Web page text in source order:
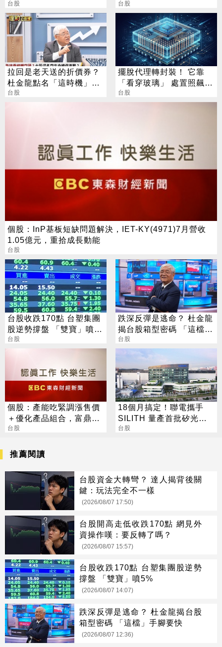
擊營收約3成
台股
了
台股
拉回是老天送的折價券？
杜金龍點名「這時機」：
台股衝6萬
台股
擺脫代理轉封裝！ 它靠
「看穿玻璃」 處置照飆2
漲停
台股
個股：InP基板短缺問題解決，IET-KY(4971)7月營收
1.05億元，重拾成長動能
台股
台股收跌170點 台塑集團
股逆勢撐盤 「雙寶」噴
5%
台股
跌深反彈是逃命？ 杜金龍
揭台股箱型密碼 「這檔」
手腳要快
台股
個股：產能吃緊調漲售價
＋優化產品組合，富鼎
(8261)下半年營運力拚勝
台股
18個月搞定！聯電攜手
SILITH 量產首批矽光子
晶圓
台股
推薦閱讀
台股資金大轉彎？ 達人揭背後關
鍵：玩法完全不一樣
(2026/08/07 17:50)
台股開高走低收跌170點 網見外
資操作嘆：要反轉了嗎？
(2026/08/07 15:57)
台股收跌170點 台塑集團股逆勢
撐盤 「雙寶」噴5%
(2026/08/07 14:07)
跌深反彈是逃命？ 杜金龍揭台股
箱型密碼 「這檔」手腳要快
(2026/08/07 12:36)